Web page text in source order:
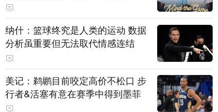
纳什：篮球终究是人类的运动 数据
分析虽重要但无法取代情感连结
美记：鹈鹕目前咬定高价不松口 步
行者&活塞有意在赛季中得到墨菲